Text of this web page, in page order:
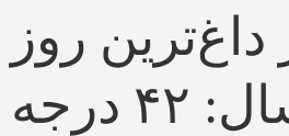
روز
۴۲ درجه